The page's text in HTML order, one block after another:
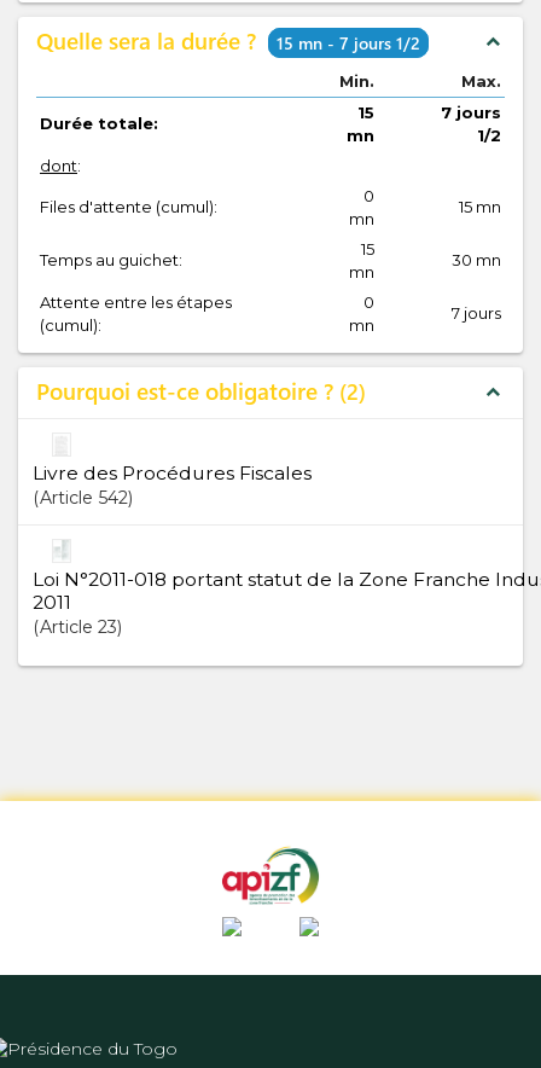
Quelle sera la durée ? 15 mn - 7 jours 1/2 expand_less
Min. Max.
Durée totale:
15
mn
7 jours
1/2
dont:
Files d'attente (cumul):
0
mn
15 mn
Temps au guichet:
15
mn
30 mn
Attente entre les étapes
(cumul):
0
mn
7 jours
Pourquoi est-ce obligatoire ? 2 expand_less
Livre des Procédures Fiscales
Article 542
Loi N°2011-018 portant statut de la Zone Franche
2011
Article 23